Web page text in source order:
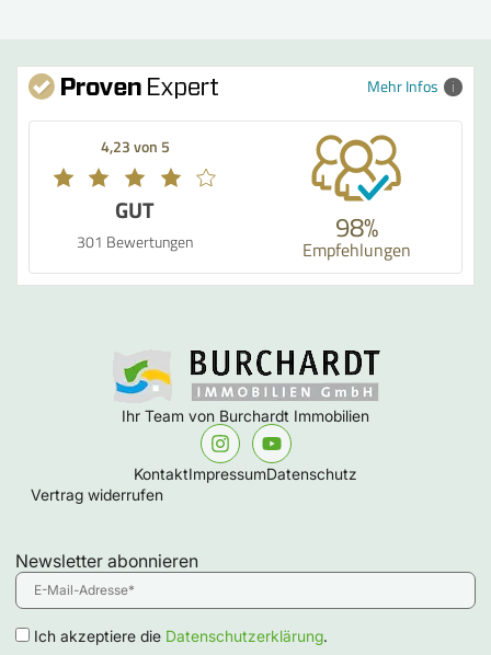
Mehr Infos
4,23 von 5
GUT
301 Bewertungen 98%
Empfehlungen
Ihr Team von Burchardt Immobilien
KontaktImpressumDatenschutz
Vertrag widerrufen
Newsletter abonnieren
Ich akzeptiere die Datenschutzerklärung.